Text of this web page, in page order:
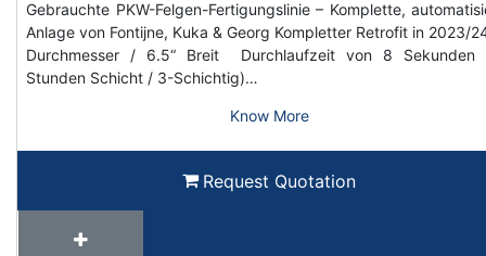
Gebrauchte PKW-Felgen-Fertigungslinie – Komplette,
Anlage von Fontijne, Kuka & Georg Kompletter Retrofit in 2023/
Durchmesser / 6.5“ Breit Durchlaufzeit von 8 Sekunden
Stunden Schicht / 3-Schichtig)…
Know More
Request Quotation